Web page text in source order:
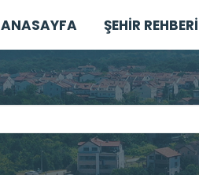
ANASAYFA ŞEHİR REHBERİ